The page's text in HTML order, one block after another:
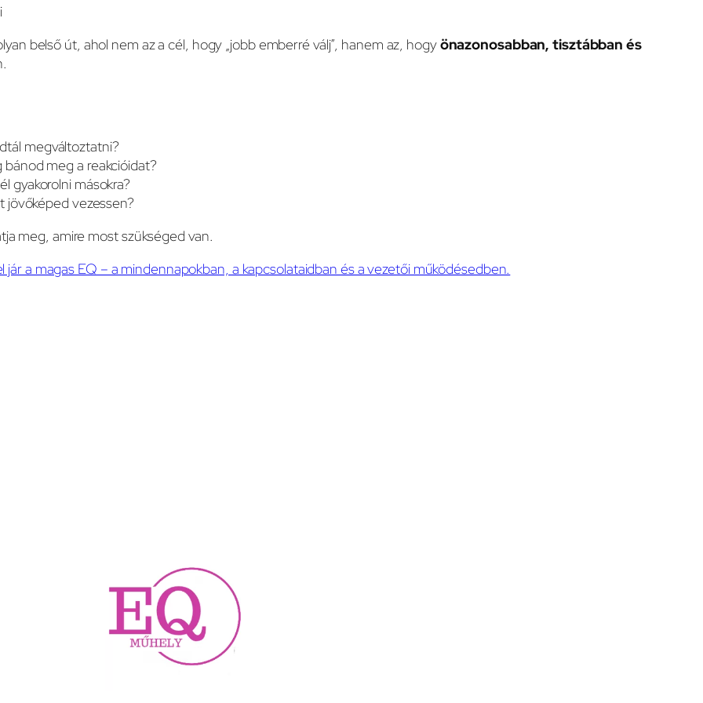
belső út, ahol nem az a cél, hogy „jobb emberré válj”, hanem az, hogyönazonosabban, tisztábban és
megváltoztatni?
meg a reakcióidat?
gyakorolni másokra?
jövőképed vezessen?
meg, amire most szükséged van.
a magas EQ – a mindennapokban, a kapcsolataidban és a vezetői működésedben.